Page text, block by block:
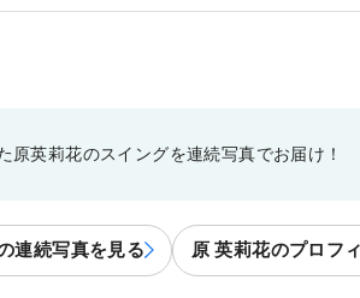
英莉花のスイングを連続写真でお届け！
連続写真を見る 原 英莉花のプロフ